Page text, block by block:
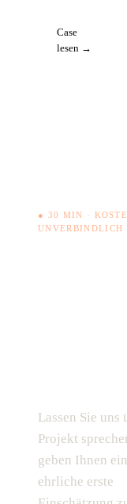
Case
lesen →
● 30 MIN ·
UNVERBINDLICH
Lassen Sie uns
Projekt
geben Ihnen
ehrliche erste